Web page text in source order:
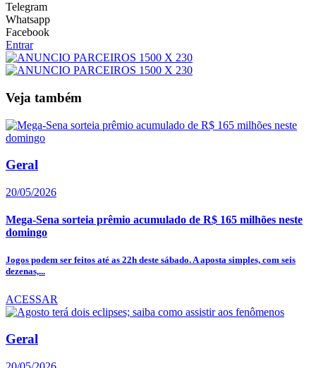
Telegram
Whatsapp
Facebook
Entrar
Veja também
Geral
20/05/2026
Mega-Sena sorteia prêmio acumulado de R$ 165 milhões neste
domingo
Jogos podem ser feitos até as 22h deste sábado. A aposta simples, com seis
dezenas,...
ACESSAR
Geral